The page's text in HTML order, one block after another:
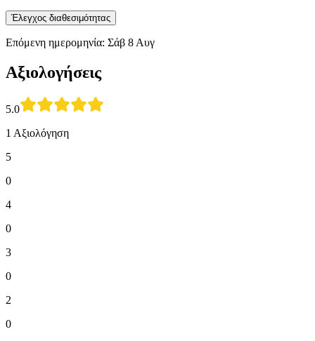
Έλεγχος διαθεσιμότητας
Επόμενη ημερομηνία: Σάβ 8 Αυγ
Αξιολογήσεις
5.0
1 Αξιολόγηση
5
0
4
0
3
0
2
0